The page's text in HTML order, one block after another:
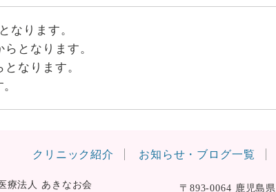
なります。
となります。
なります。
クリニック紹介 お知らせ・ブログ一覧
医療法人 あきなお会
〒893-0064 鹿児島